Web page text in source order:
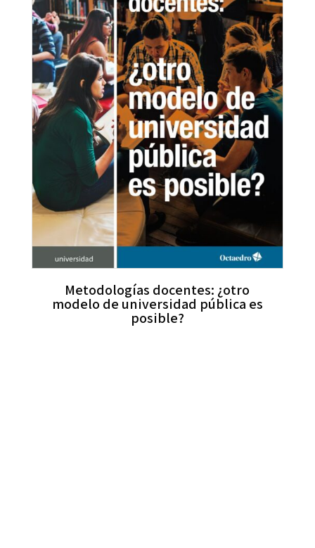
Metodologías docentes: ¿otro
modelo de universidad pública es
posible?